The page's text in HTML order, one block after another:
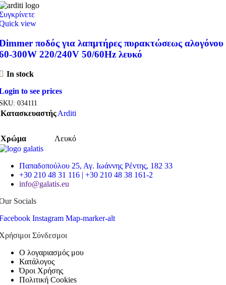
view
ποδός για λαπμτήρες πυρακτώσεως αλογόνου
300W 220/240V 50/60Hz λευκό
In stock
to see prices
034111
ΚατασκευαστήςArditi
Χρώμα Λευκό
Παπαδοπούλου 25, Αγ. Ιωάννης Ρέντης, 182 33
+30 210 48 31 116 | +30 210 48 38 161-2
info@galatis.eu
Socials
Instagram Map-marker-alt
Σύνδεσμοι
Ο λογαριασμός μου
Κατάλογος
Όροι Χρήσης
Πολιτική Cookies